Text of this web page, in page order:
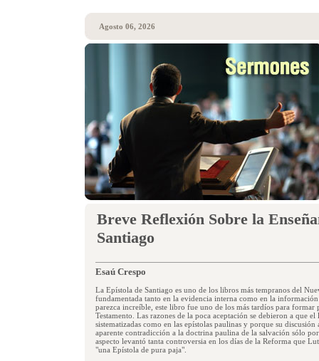
Agosto 06, 2026
Breve Reflexión Sobre la
Santiago
Esaú Crespo
La Epístola de Santiago es uno de los libros más tempranos del
fundamentada tanto en la evidencia interna como en la
parezca increíble, este libro fue uno de los más tardíos para
Testamento. Las razones de la poca aceptación se debieron a que
sistematizadas como en las epístolas paulinas y porque su discusión
aparente contradicción a la doctrina paulina de la salvación sólo
aspecto levantó tanta controversia en los días de la Reforma que
"una Epístola de pura paja".